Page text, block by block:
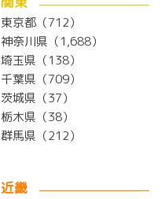
東京都（712）
神奈川県（1,688）
埼玉県（138）
千葉県（709）
茨城県（37）
栃木県（38）
群馬県（212）
近畿